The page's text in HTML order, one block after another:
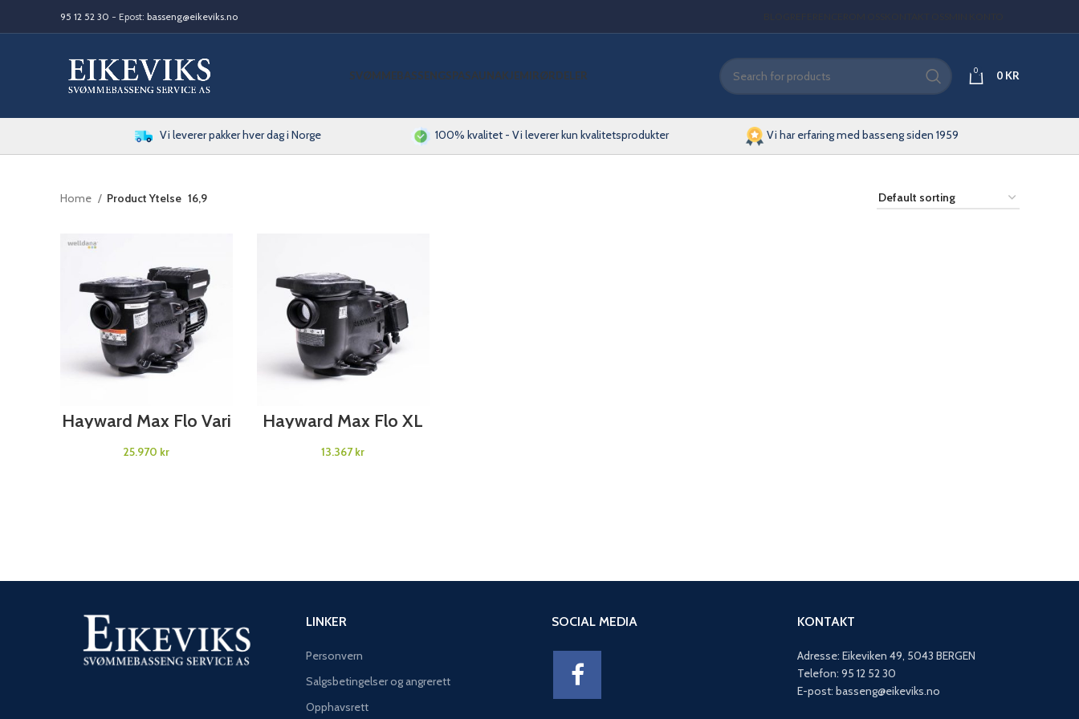
95 12 52 30 - Epost: basseng@eikeviks.no
SVØMMEBASSENGSPASAUNAKJEMIRØRDELER 0 0 KR
Vi leverer pakker hver dag i Norge 100% kvalitet - Vi leverer kun kvalitetsprodukter Vi har erfaring med basseng siden 1959
Home Product Ytelse 16,9
SELECT OPTIONS
Hayward Max Flo Vari
kr
SELECT OPTIONS
Hayward Max Flo XL
Poolpumper 1 og 3
faset
kr
LINKER
Personvern
Salgsbetingelser og angrerett
Opphavsrett
SOCIAL MEDIA KONTAKT
Adresse: Eikeviken 49, 5043 BERGEN
Telefon: 95 12 52 30
E-post: basseng@eikeviks.no